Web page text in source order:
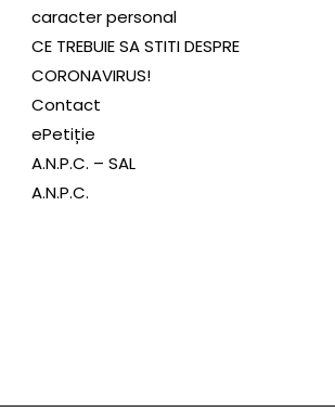
caracter personal
CE TREBUIE SA STITI DESPRE
CORONAVIRUS!
Contact
ePetiție
A.N.P.C. – SAL
A.N.P.C.